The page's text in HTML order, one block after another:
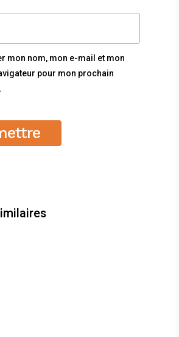
mon nom, mon e-mail et mon
pour mon prochain